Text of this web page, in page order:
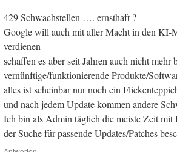
429 Schwachstellen …. ernsthaft ?
Google will auch mit aller Macht in den KI-
verdienen
schaffen es aber seit Jahren auch nicht mehr
vernünftige/funktionierende Produkte/
alles ist scheinbar nur noch ein
und nach jedem Update kommen andere
Ich bin als Admin täglich die meiste Zeit mit
der Suche für passende Updates/Patches